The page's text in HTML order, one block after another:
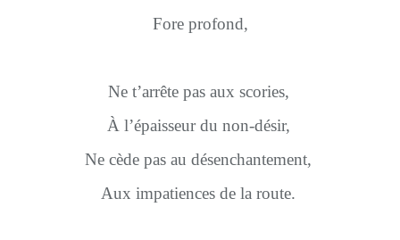
Fore profond,
Ne t’arrête pas aux scories,
À l’épaisseur du non-désir,
Ne cède pas au désenchantement,
Aux impatiences de la route.